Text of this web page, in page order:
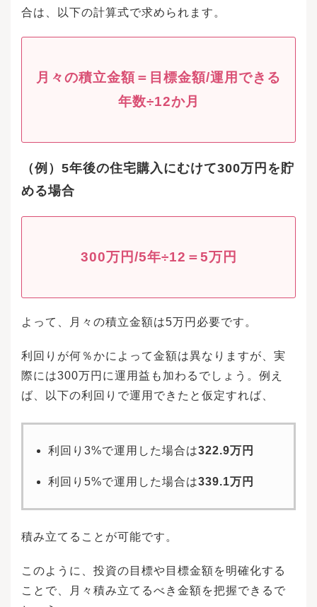
合は、以下の計算式で求められます。
月々の積立金額＝目標金額/運用できる
年数÷12か月
（例）5年後の住宅購入にむけて300万円を貯
める場合
300万円/5年÷12＝5万円
よって、月々の積立金額は5万円必要です。
利回りが何％かによって金額は異なりますが、実
際には300万円に運用益も加わるでしょう。例え
ば、以下の利回りで運用できたと仮定すれば、
利回り3%で運用した場合は322.9万円
利回り5%で運用した場合は339.1万円
積み立てることが可能です。
このように、投資の目標や目標金額を明確化する
ことで、月々積み立てるべき金額を把握できるで